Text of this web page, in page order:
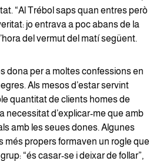
“Al Trébol saps quan entres però
jo entrava a poc abans de la
del vermut del matí següent.
dona per a moltes confessions en
Als mesos d’estar servint
quantitat de clients homes de
necessitat d’explicar-me que amb
amb les seues dones. Algunes
més propers formaven un rogle que
“és casar-se i deixar de follar”,